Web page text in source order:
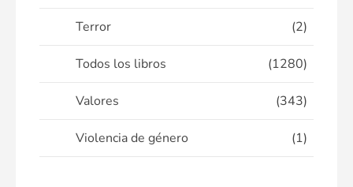
Terror (2)
Todos los libros (1280)
Valores (343)
Violencia de género (1)